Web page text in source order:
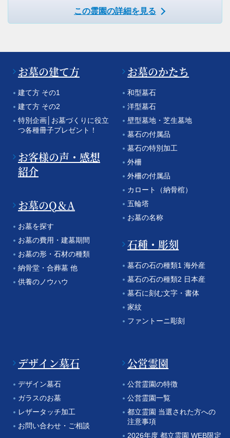
この霊園の詳細を見る
お墓の建て方
建て方 その1
建て方 その2
特別企画│お墓づくりに役立
つ各種冊子プレゼント！
お客様の声・感想
紹介
お墓のQ＆A
お墓を探す
お墓の費用・建墓期間
お墓の形・石材の種類
納骨堂・合葬墓 他
供養のノウハウ
お墓のかたち
和型墓石
洋型墓石
壁型墓地・芝生墓地
墓石の付属品
墓石の特別加工
外柵
外柵の付属品
カロート（納骨棺）
五輪塔
お墓の名称
石種・彫刻
墓石の石の種類1 海外産
墓石の石の種類2 日本産
墓石に刻む文字・書体
家紋
ファントーニ彫刻
デザイン墓石
デザイン墓石
ガラスのお墓
レザータッチ加工
お問い合わせ・ご相談
公営霊園
公営霊園の特徴
公営霊園一覧
都立霊園 当選された方への
注意事項
2026年度 都立霊園 WEB限定